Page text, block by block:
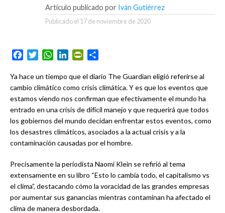
Artículo publicado por Iván Gutiérrez
Publicado el 17 de noviembre de 2020
Facebook
TwitterWhatsApp
LinkedInPrintFriendly
Ya hace un tiempo que el diario The Guardian eligió referirse al
cambio climático como crisis climática. Y es que los eventos que
estamos viendo nos confirman que efectivamente el mundo ha
entrado en una crisis de difícil manejo y que requerirá que todos
los gobiernos del mundo decidan enfrentar estos eventos, como
los desastres climáticos, asociados a la actual crisis y a la
contaminación causadas por el hombre.
Precisamente la periodista Naomi Klein se refirió al tema
extensamente en su libro “Esto lo cambia todo, el capitalismo vs
el clima”, destacando cómo la voracidad de las grandes empresas
por aumentar sus ganancias mientras contaminan ha afectado el
clima de manera desbordada.